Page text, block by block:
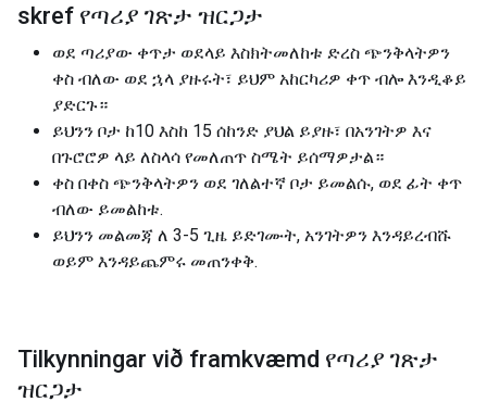
skref የጣሪያ ገጽታ ዝርጋታ
ወደ ጣሪያው ቀጥታ ወደላይ እስክትመለከቱ ድረስ ጭንቅላትዎን
ቀስ ብለው ወደ ኋላ ያዙሩት፣ ይህም አከርካሪዎ ቀጥ ብሎ እንዲቆይ
ያድርጉ።
ይህንን ቦታ ከ10 እስከ 15 ሰከንድ ያህል ይያዙ፣ በአንገትዎ እና
በጉሮሮዎ ላይ ለስላሳ የመለጠጥ ስሜት ይሰማዎታል።
ቀስ በቀስ ጭንቅላትዎን ወደ ገለልተኛ ቦታ ይመልሱ, ወደ ፊት ቀጥ
ብለው ይመልከቱ.
ይህንን መልመጃ ለ 3-5 ጊዜ ይድገሙት, አንገትዎን እንዳይረብሹ
ወይም እንዳይጨምሩ መጠንቀቅ.
Tilkynningar við framkvæmd የጣሪያ ገጽታ
ዝርጋታ